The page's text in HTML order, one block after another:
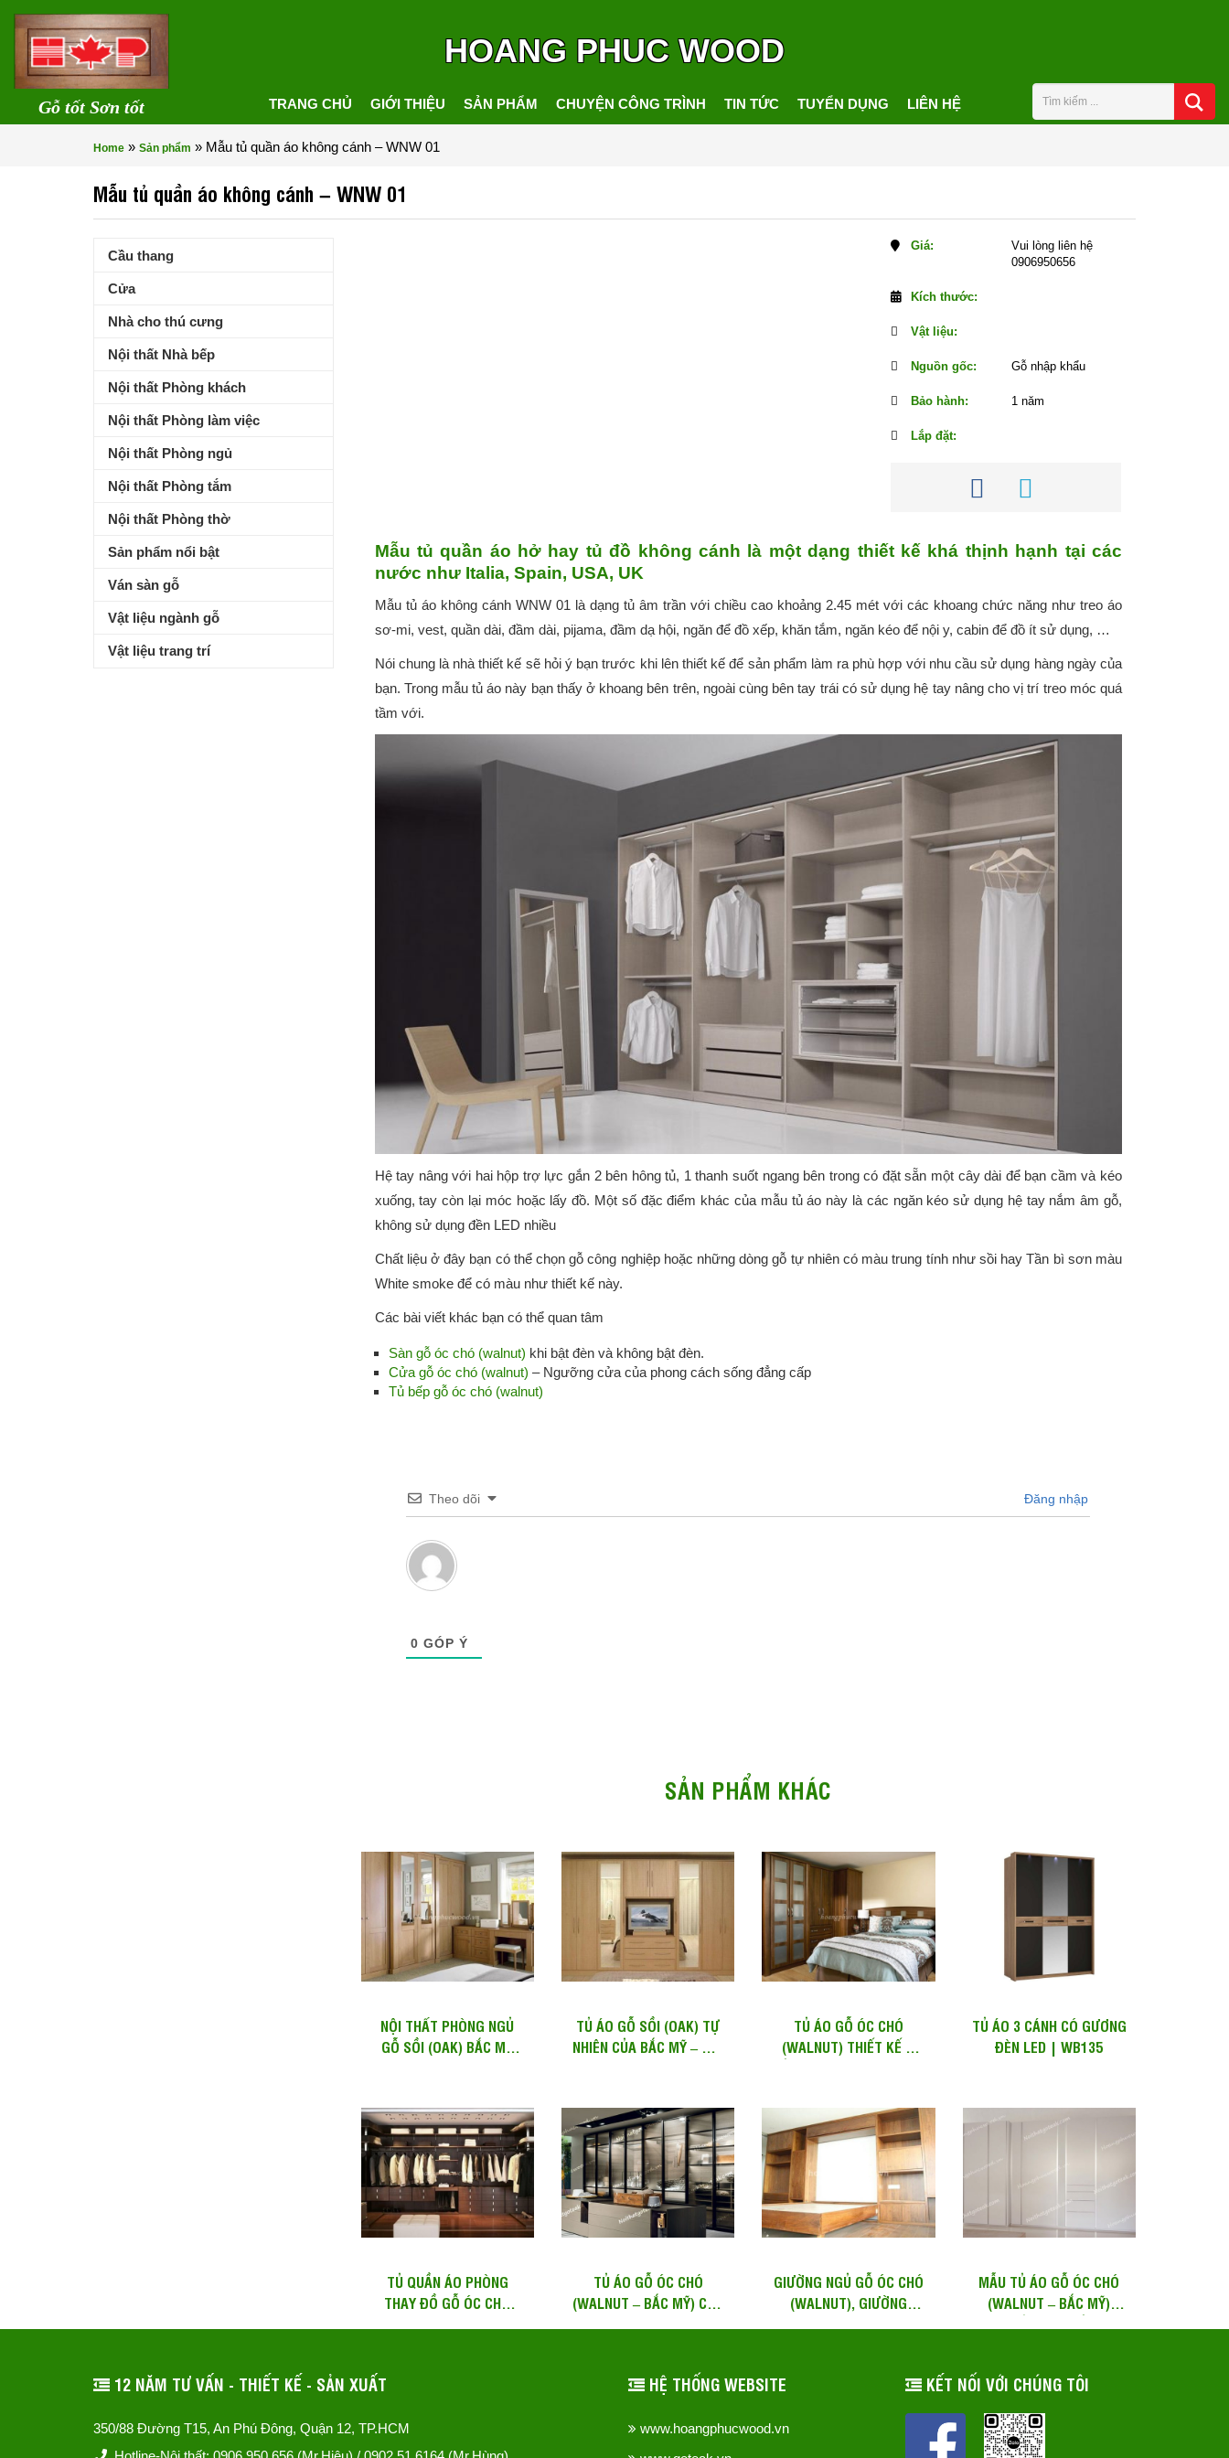
Gỗ tốt Sơn tốt
HOANG PHUC WOOD
TRANG CHỦ GIỚI THIỆU SẢN PHẨM CHUYỆN CÔNG TRÌNH TIN TỨC TUYỂN DỤNG LIÊN HỆ
Home » Sản phẩm » Mẫu tủ quần áo không cánh – WNW 01
Mẫu tủ quần áo không cánh – WNW 01
Giá:
Vui lòng liên hệ
0906950656
Kích thước:
Vật liệu:
Nguồn gốc: Gỗ nhập khẩu
Bảo hành: 1 năm
Lắp đặt:
Mẫu tủ quần áo hở hay tủ đồ không cánh là một dạng thiết kế khá thịnh hạnh tại các
nước như Italia, Spain, USA, UK
Mẫu tủ áo không cánh WNW 01 là dạng tủ âm trần với chiều cao khoảng 2.45 mét với các khoang chức năng như treo áo
sơ-mi, vest, quần dài, đầm dài, pijama, đầm dạ hội, ngăn để đồ xếp, khăn tắm, ngăn kéo để nội y, cabin để đồ ít sử dụng, …
Nói chung là nhà thiết kế sẽ hỏi ý bạn trước khi lên thiết kế để sản phẩm làm ra phù hợp với nhu cầu sử dụng hàng ngày của
bạn. Trong mẫu tủ áo này bạn thấy ở khoang bên trên, ngoài cùng bên tay trái có sử dụng hệ tay nâng cho vị trí treo móc quá
tầm với.
Hệ tay nâng với hai hộp trợ lực gắn 2 bên hông tủ, 1 thanh suốt ngang bên trong có đặt sẵn một cây dài để bạn cầm và kéo
xuống, tay còn lại móc hoặc lấy đồ. Một số đặc điểm khác của mẫu tủ áo này là các ngăn kéo sử dụng hệ tay nắm âm gỗ,
không sử dụng đền LED nhiều
Chất liệu ở đây bạn có thể chọn gỗ công nghiệp hoặc những dòng gỗ tự nhiên có màu trung tính như sồi hay Tần bì sơn màu
White smoke để có màu như thiết kế này.
Các bài viết khác bạn có thể quan tâm
Sàn gỗ óc chó (walnut) khi bật đèn và không bật đèn.
Cửa gỗ óc chó (walnut) – Ngưỡng cửa của phong cách sống đẳng cấp
Tủ bếp gỗ óc chó (walnut)
Theo dõi Đăng nhập
0 GÓP Ý
SẢN PHẨM KHÁC
NỘI THẤT PHÒNG NGỦ
GỖ SỒI (OAK) BẮC MỸ
TỦ ÁO GỖ SỒI (OAK) TỰ
NHIÊN CỦA BẮC MỸ – MS:
TỦ ÁO GỖ ÓC CHÓ
(WALNUT) THIẾT KẾ &
TỦ ÁO 3 CÁNH CÓ GƯƠNG
ĐÈN LED | WB135
TỦ QUẦN ÁO PHÒNG
THAY ĐỒ GỖ ÓC CHÓ
TỦ ÁO GỖ ÓC CHÓ
(WALNUT – BẮC MỸ) CỬA
GIƯỜNG NGỦ GỖ ÓC CHÓ
(WALNUT), GIƯỜNG
MẪU TỦ ÁO GỖ ÓC CHÓ
(WALNUT – BẮC MỸ)
Cầu thang
Cửa
Nhà cho thú cưng
Nội thất Nhà bếp
Nội thất Phòng khách
Nội thất Phòng làm việc
Nội thất Phòng ngủ
Nội thất Phòng tắm
Nội thất Phòng thờ
Sản phẩm nổi bật
Ván sàn gỗ
Vật liệu ngành gỗ
Vật liệu trang trí
12 NĂM TƯ VẤN - THIẾT KẾ - SẢN XUẤT
350/88 Đường T15, An Phú Đông, Quận 12, TP.HCM
HỆ THỐNG WEBSITE
www.hoangphucwood.vn
KẾT NỐI VỚI CHÚNG TÔI